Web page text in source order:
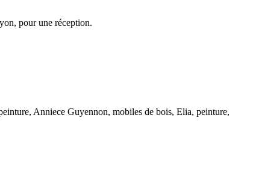
pour une réception.
Anniece Guyennon, mobiles de bois, Elia, peinture,